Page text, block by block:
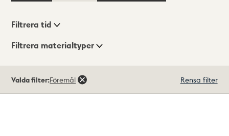
Visningsläge
Filtrera tid
Filtrera materialtyper
träffar
Valda filter:Föremål Rensa filter